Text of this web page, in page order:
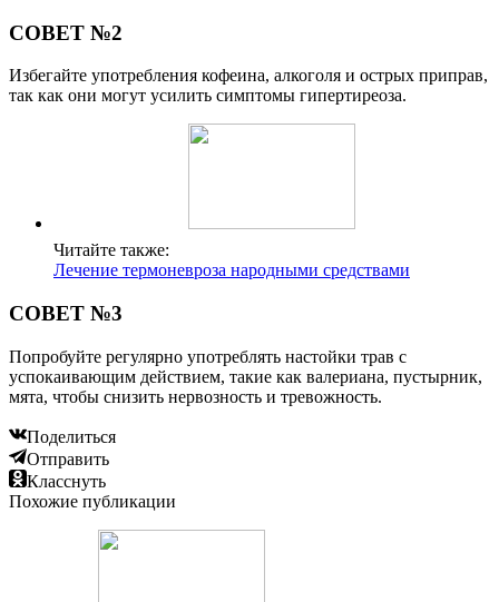
СОВЕТ №2
Избегайте употребления кофеина, алкоголя и острых приправ,
так как они могут усилить симптомы гипертиреоза.
Читайте также:
Лечение термоневроза народными средствами
СОВЕТ №3
Попробуйте регулярно употреблять настойки трав с
успокаивающим действием, такие как валериана, пустырник,
мята, чтобы снизить нервозность и тревожность.
Поделиться
Отправить
Класснуть
Похожие публикации